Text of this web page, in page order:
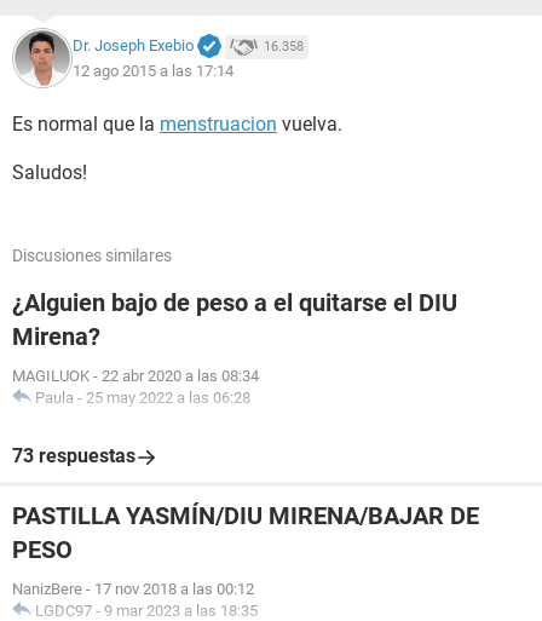
Dr. Joseph Exebio 16.358
12 ago 2015 a las 17:14
Es normal que la menstruacion vuelva.
Saludos!
Discusiones similares
¿Alguien bajo de peso a el quitarse el DIU
Mirena?
MAGILUOK - 22 abr 2020 a las 08:34
Paula - 25 may 2022 a las 06:28
73 respuestas
PASTILLA YASMÍN/DIU MIRENA/BAJAR DE
PESO
NanizBere - 17 nov 2018 a las 00:12
LGDC97 - 9 mar 2023 a las 18:35